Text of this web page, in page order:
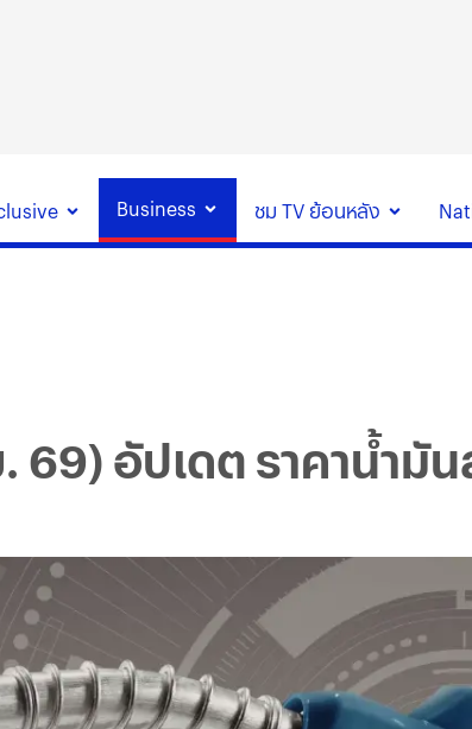
Business ชม TV ย้อนหลัง
69) อัปเดต ราคาน้ำมั